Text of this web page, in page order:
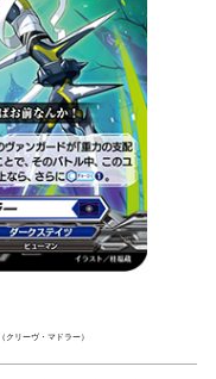
（クリーヴ・マドラー）